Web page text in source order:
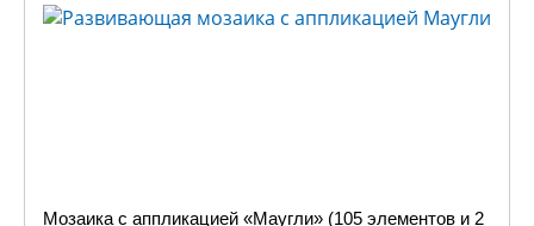
Мозаика с аппликацией «Маугли» (105 элементов и 2